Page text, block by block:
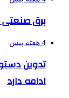
برق صنعتی در ایران ۱۵
4 هفته پیش
تدوین
ادامه دارد